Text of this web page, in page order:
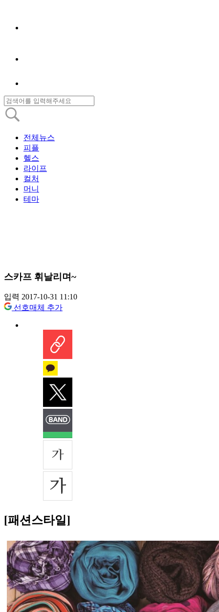
전체뉴스
피플
헬스
라이프
컬처
머니
테마
스카프 휘날리며~
입력 2017-10-31 11:10
선호매체 추가
[패션스타일]